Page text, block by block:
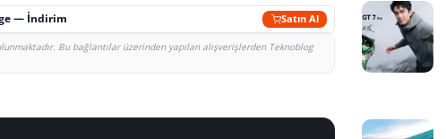
— İndirim Satın Al
Bu bağlantılar üzerinden yapılan alışverişlerden Teknoblog